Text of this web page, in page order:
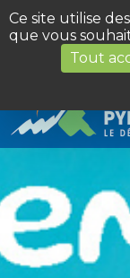
Panneau de
Ce site utilise
que vous
Tout